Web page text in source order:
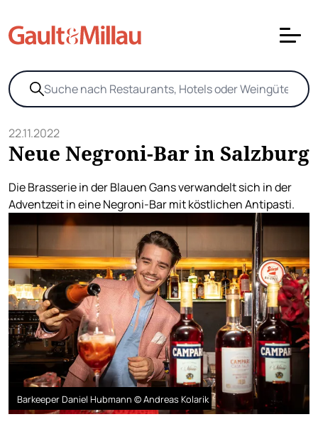
22.11.2022
Neue Negroni-Bar in Salzburg
Die Brasserie in der Blauen Gans verwandelt sich in der
Adventzeit in eine Negroni-Bar mit köstlichen Antipasti.
Barkeeper Daniel Hubmann © Andreas Kolarik